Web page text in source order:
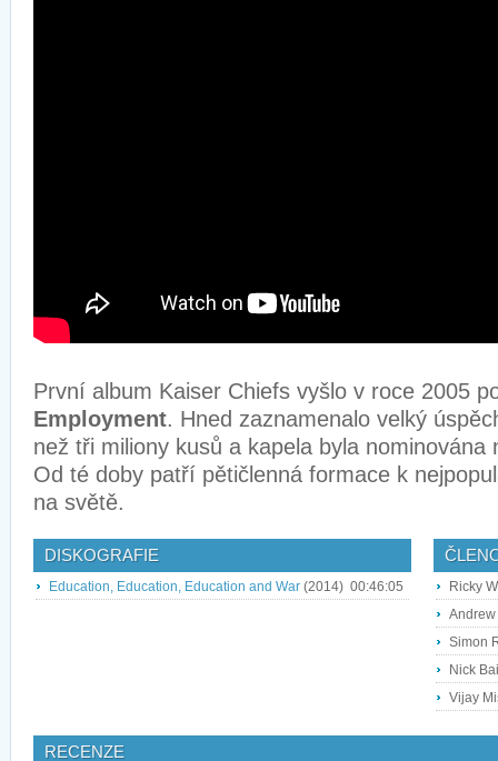
První album Kaiser Chiefs vyšlo v roce 2005
Employment. Hned zaznamenalo velký
než tři miliony kusů a kapela byla nominována
Od té doby patří pětičlenná formace k
na světě.
DISKOGRAFIE
Education, Education, Education and War (2014) 00:46:05
Ricky
Andrew
Simon
Nick
Vijay
RECENZE